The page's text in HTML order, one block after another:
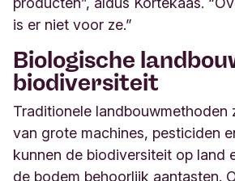
is er niet voor ze.”
Biologische
biodiversiteit
Traditionele landbouwmethoden
van grote machines, pesticiden
kunnen de biodiversiteit op land
de bodem behoorlijk aantasten.